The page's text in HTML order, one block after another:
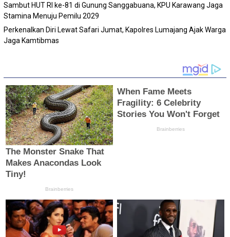
Sambut HUT RI ke-81 di Gunung Sanggabuana, KPU Karawang Jaga
Stamina Menuju Pemilu 2029
Perkenalkan Diri Lewat Safari Jumat, Kapolres Lumajang Ajak Warga
Jaga Kamtibmas